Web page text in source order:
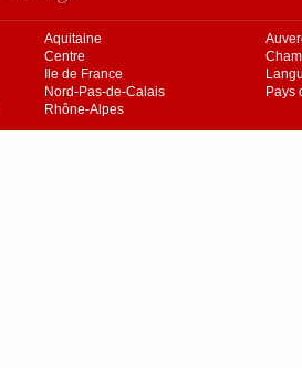
Aquitaine
Centre
Ile de France
Nord-Pas-de-Calais
Pays
Rhône-Alpes